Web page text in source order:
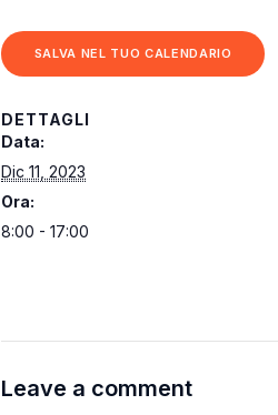
SALVA NEL TUO CALENDARIO
DETTAGLI
Data:
Dic 11, 2023
Ora:
8:00 - 17:00
Leave a comment